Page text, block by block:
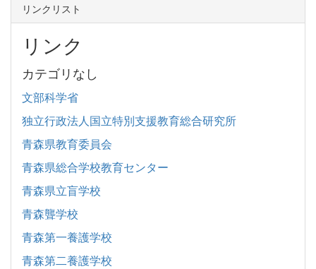
リンクリスト
リンク
カテゴリなし
文部科学省
独立行政法人国立特別支援教育総合研究所
青森県教育委員会
青森県総合学校教育センター
青森県立盲学校
青森聾学校
青森第一養護学校
青森第二養護学校